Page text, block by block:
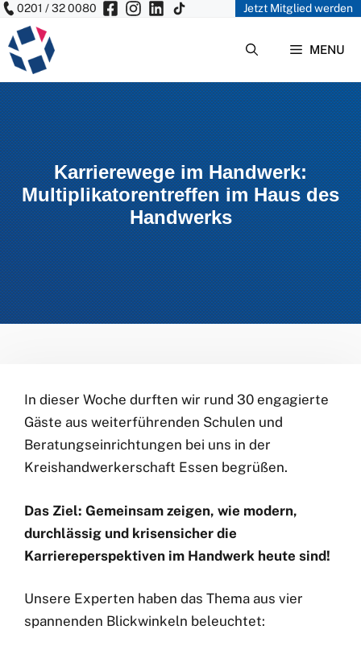
Zum
Inhalt
springen
0201 / 32 0080 Jetzt Mitglied werden
MENU
Karrierewege im Handwerk:
Multiplikatorentreffen im Haus des
Handwerks
In dieser Woche durften wir rund 30 engagierte
Gäste aus weiterführenden Schulen und
Beratungseinrichtungen bei uns in der
Kreishandwerkerschaft Essen begrüßen.
Das Ziel: Gemeinsam zeigen, wie modern,
durchlässig und krisensicher die
Karriereperspektiven im Handwerk heute sind!
Unsere Experten haben das Thema aus vier
spannenden Blickwinkeln beleuchtet: